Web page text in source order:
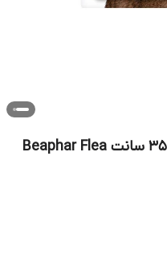
قلاده ضد کک و کنه بیفار گربه 35 سانت Beaphar Flea